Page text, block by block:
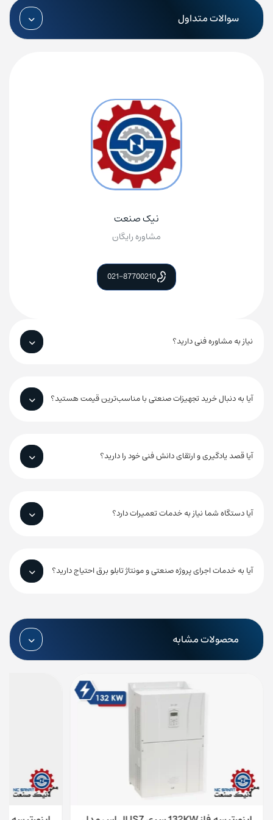
پیمانی(یازدهم)، پلاک 17
سوالات متداول
نیک صنعت
مشاوره رایگان
021-87700210
نیاز به مشاوره فنی دارید؟
آیا به دنبال خرید تجهیزات صنعتی با مناسب‌ترین قیمت هستید؟
آیا قصد یادگیری و ارتقای دانش فنی خود را دارید؟
آیا دستگاه شما نیاز به خدمات تعمیرات دارد؟
آیا به خدمات اجرای پروژه صنعتی و مونتاژ تابلو برق احتیاج دارید؟
محصولات مشابه